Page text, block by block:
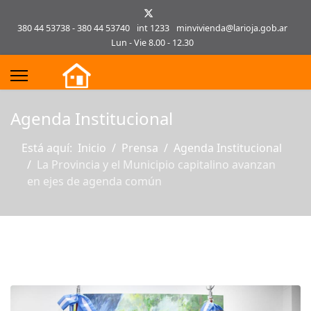
380 44 53738 - 380 44 53740 int 1233
minvivienda@larioja.gob.ar
Lun - Vie 8.00 - 12.30
Agenda Institucional
Está aquí: Inicio Prensa
Agenda Institucional
La Provincia y el Municipio capitalino avanzan
en ejes de agenda común